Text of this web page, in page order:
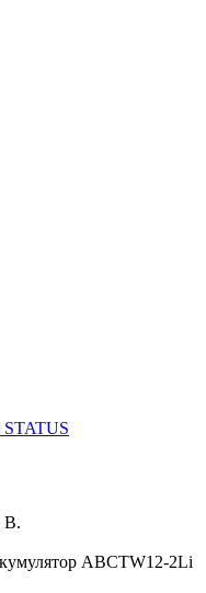
STATUS
В.
ABCTW12-2Li